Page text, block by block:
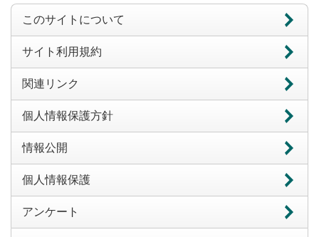
このサイトについて
サイト利用規約
関連リンク
個人情報保護方針
情報公開
個人情報保護
アンケート